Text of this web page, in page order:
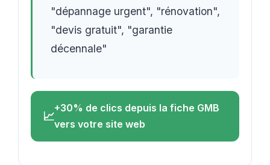
"dépannage urgent", "rénovation",
"devis gratuit", "garantie
décennale"
+30% de clics depuis la fiche GMB
vers votre site web